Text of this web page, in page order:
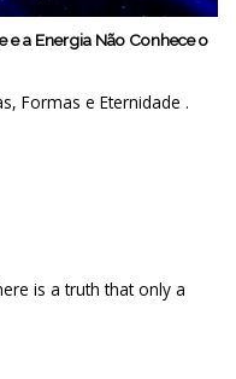
e a Energia Não Conhece o
Formas e Eternidade .
is a truth that only a